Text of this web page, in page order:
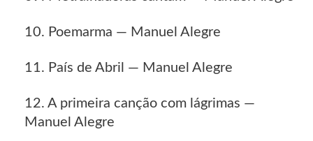
10. Poemarma — Manuel Alegre
11. País de Abril — Manuel Alegre
12. A primeira canção com lágrimas —
Manuel Alegre